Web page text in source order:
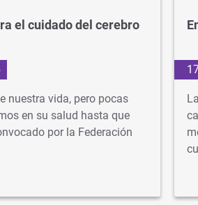
el cuidado del cerebro
nuestra vida, pero pocas
en su salud hasta que
por la Federación